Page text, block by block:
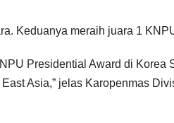
Keduanya meraih juara 1
Presidential Award di Korea
Asia,” jelas Karopenmas